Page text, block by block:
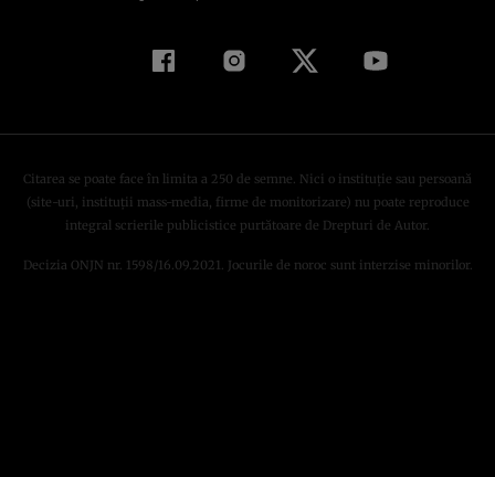
Citarea se poate face în limita a 250 de semne. Nici o instituţie sau persoană
(site-uri, instituţii mass-media, firme de monitorizare) nu poate reproduce
integral scrierile publicistice purtătoare de Drepturi de Autor.
Decizia ONJN nr. 1598/16.09.2021. Jocurile de noroc sunt interzise minorilor.